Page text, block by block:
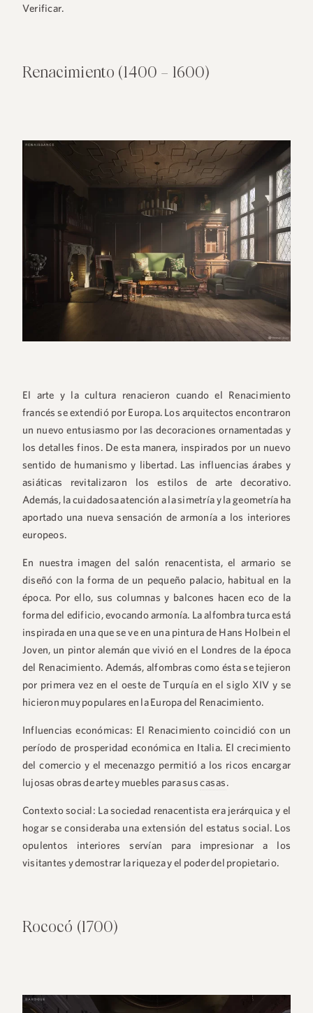
Verificar.
Renacimiento (1400 – 1600)
El arte y la cultura renacieron cuando el Renacimiento
francés se extendió por Europa. Los arquitectos encontraron
un nuevo entusiasmo por las decoraciones ornamentadas y
los detalles finos. De esta manera, inspirados por un nuevo
sentido de humanismo y libertad. Las influencias árabes y
asiáticas revitalizaron los estilos de arte decorativo.
Además, la cuidadosa atención a la simetría y la geometría ha
aportado una nueva sensación de armonía a los interiores
europeos.
En nuestra imagen del salón renacentista, el armario se
diseñó con la forma de un pequeño palacio, habitual en la
época. Por ello, sus columnas y balcones hacen eco de la
forma del edificio, evocando armonía. La alfombra turca está
inspirada en una que se ve en una pintura de Hans Holbein el
Joven, un pintor alemán que vivió en el Londres de la época
del Renacimiento. Además, alfombras como ésta se tejieron
por primera vez en el oeste de Turquía en el siglo XIV y se
hicieron muy populares en la Europa del Renacimiento.
Influencias económicas: El Renacimiento coincidió con un
período de prosperidad económica en Italia. El crecimiento
del comercio y el mecenazgo permitió a los ricos encargar
lujosas obras de arte y muebles para suscasas.
Contexto social: La sociedad renacentista era jerárquica y el
hogar se consideraba una extensión del estatus social. Los
opulentos interiores servían para impresionar a los
visitantes y demostrar la riqueza y el poder del propietario.
Rococó (1700)